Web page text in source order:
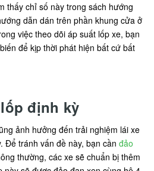
thấy chỉ số này trong sách hướng
dẫn dán trên phần khung cửa ở
việc theo dõi áp suất lốp xe, bạn
để kịp thời phát hiện bất cứ bất
định kỳ
ảnh hưởng đến trải nghiệm lái xe
Để tránh vấn đề này, bạn cần đảo
thường, các xe sẽ chuẩn bị thêm